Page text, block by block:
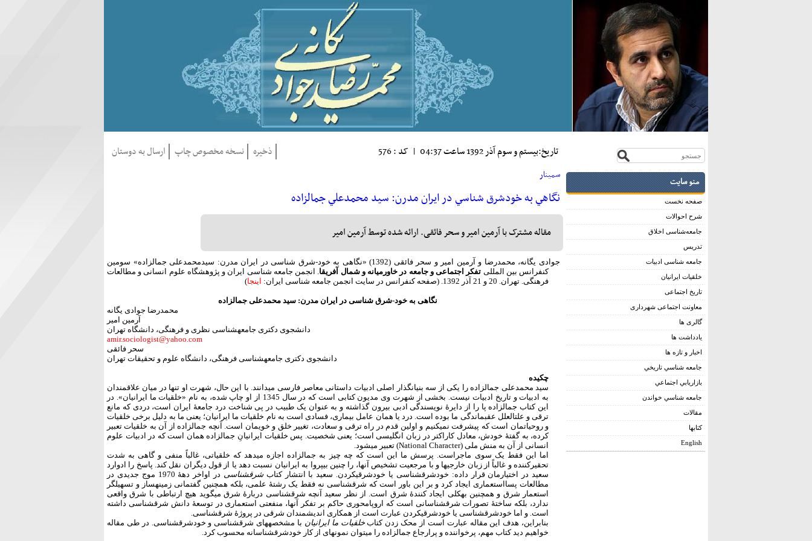
منو سایت
صفحه نخست
شرح احوالات
جامعه‌شناسی اخلاق
تدریس
جامعه شناسی ادبیات
خلقیات ایرانیان
تاریخ اجتماعی
معاونت اجتماعی شهرداری
گالری ها
يادداشت ها
اخبار و تازه ها
جامعه شناسي تاريخي
بازاريابي اجتماعي
جامعه شناسي خواندن
مقالات
کتابها
English
تاريخ:بيستم و سوم آذر 1392 ساعت 04:37 | کد : 576 ذخيره نسخه مخصوص چاپ ارسال به دوستان
سمينار
نگاهي به خودشرق شناسي در ايران مدرن: سيد محمدعلي جمالزاده
مقاله مشترک با آرمین امیر و سحر فائقی. ارائه شده توسط آرمین امیر
جوادی یگانه، محمدرضا و آرمین امیر و سحر فائقی (1392) «نگاهی به خود-شرق شناسی در ایران مدرن: سیدمحمدعلی جمالزاده»
سومین
کنفرانس بین المللی تفکر اجتماعی و جامعه در خاورمیانه و شمال آفریقا. انجمن جامعه شناسی ایران و پژوهشگاه علوم انسانی و مطالعات
فرهنگی. تهران. 20 و 21 آذر 1392. (صفحه کنفرانس در سایت انجمن جامعه شناسی ایران:
اینجا)
نگاهی به خود-شرق ­شناسی در ایران مدرن: سید محمدعلی جمال­زاده
محمدرضا جوادی یگانه
آرمین امیر
دانشجوی دکتری جامعه­شناسی نظری و فرهنگی، دانشگاه تهران
amir.sociologist@yahoo.com
سحر فائقی
دانشجوی دکتری جامعه­شناسی فرهنگی، دانشگاه علوم و تحقیقات تهران
چکیده
سید محمدعلی جمال­زاده را یکی از سه بنیان­گذار اصلی ادبیات داستانی معاصر فارسی می­دانند. با این حال، شهرت او تنها در میان علاقمندان
به ادبیات و تاریخ ادبیات نیست. بخشی از شهرت وی مدیون کتابی است که در سال 1345 از او چاپ شده، به نام «خلقیات ما ایرانیان». در
این کتاب جمال­زاده پا را از دایرۀ نویسندگی ادبی بیرون گذاشته و به عنوان یک طبیب در پی شناخت درد جامعۀ ایران است، دردی که مانع
ترقی و علت­العلل عقب­ماندگی ما بوده است. درد یا همان عامل بیماری، فسادی است به نام خلقیات ما ایرانیان؛ یعنی ما به دلیل برخی خلقیات
و روحیاتمان است که پیشرفت نمی­کنیم و اولین قدم در راه ترقی و سعادت، تغییر خلق و خوی­مان است. آنچه جمال­زاده از آن به خلقیات تعبیر
کرده، به گفتۀ خودش، معادل کاراکتر در زبان انگلیسی است؛ یعنی شخصیت. پس خلقیات ایرانیانِ جمال­زاده همان است که در ادبیات علوم
انسانی از آن به منش ملی (National Character) تعبیر می­شود.
اما این فقط یک سوی ماجراست. پرسش ما این است که چه چیز به جمال­زاده اجازه می­دهد که خلقیاتی، غالباً منفی و گاهی به شدت
تحقیرکننده و غالباً از زبان خارجی­ها و با مرجعیت تشخیص آن­ها، را چنین بی­پروا به ایرانیان نسبت دهد یا از قول دیگران نقل کند. پاسخ را ادوارد
سعید در اختیارمان قرار داده: خودشرق­شناسی یا خودشرقی­کردن. سعید با انتشار کتابشرق­شناسی
در اواخر دهۀ 1970 موج جدیدی در
مطالعات پسااستعماری ایجاد کرد و بر این باور است که شرق­شناسی نه فقط یک رشتۀ علمی، بلکه همچنین گفتمانی زمینه­ساز و تسهیل­گر
استعمار شرق و همچنین به­کلی ایجاد کنندۀ شرق است. از نظر سعید آن­چه شرق­شناسی دربارۀ شرق می­گوید هیچ ارتباطی با شرق واقعی
ندارد، بلکه ساختۀ تصورات شرق­شناسانی است که اروپامحوری حاکم بر تفکر آن­ها، منفعتی استعماری در توسعۀ دانش شرق­شناسی داشته
است. و اما خودشرق­شناسی یا خودشرقی­کردن عبارت است از همکاری اندیشمندان شرقی در پروژۀ شرق­شناسی.
بنابراین، هدف این مقاله عبارت است از محک زدن کتابخلقیات ما ایرانیان با مشخصه­های شرق­شناسی و خودشرق­شناسی. در طی مقاله
خواهیم دید کتاب مهم، پرخواننده و پرارجاع جمال­زاده را می­توان نمونه­ای از کار خودشرق­شناسانه محسوب کرد.